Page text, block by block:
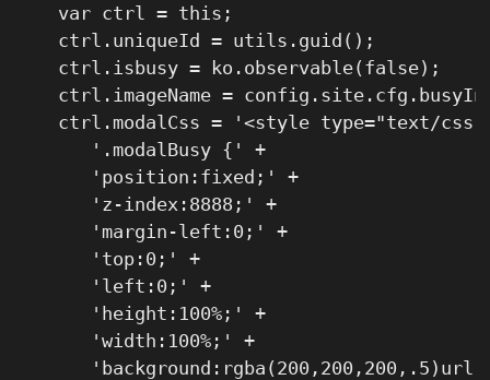
    var ctrl = this;
    ctrl.uniqueId = utils.guid();
    ctrl.isbusy = ko.observable(false);
ctrl.imageName =
ctrl.modalCss = '<style type="text/
       '.modalBusy {' +
       'position:fixed;' +
       'z-index:8888;' +
       'margin-left:0;' +
       'top:0;' +
       'left:0;' +
       'height:100%;' +
       'width:100%;' +